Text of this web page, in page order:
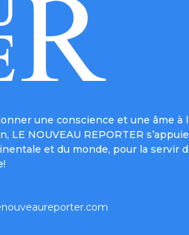
une conscience et une âme à
NOUVEAU REPORTER
et du monde, pour la servir